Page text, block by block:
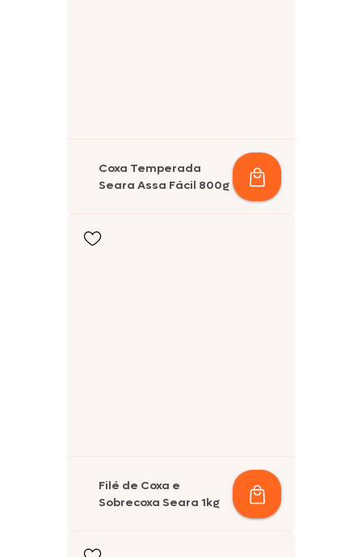
Coxa Temperada
Seara Assa Fácil 800g
Filé de Coxa e
Sobrecoxa Seara 1kg